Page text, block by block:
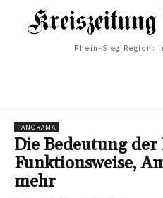
Rhein-Sieg Region:
PANORAMA
Die Bedeutung
Funktionsweise,
mehr